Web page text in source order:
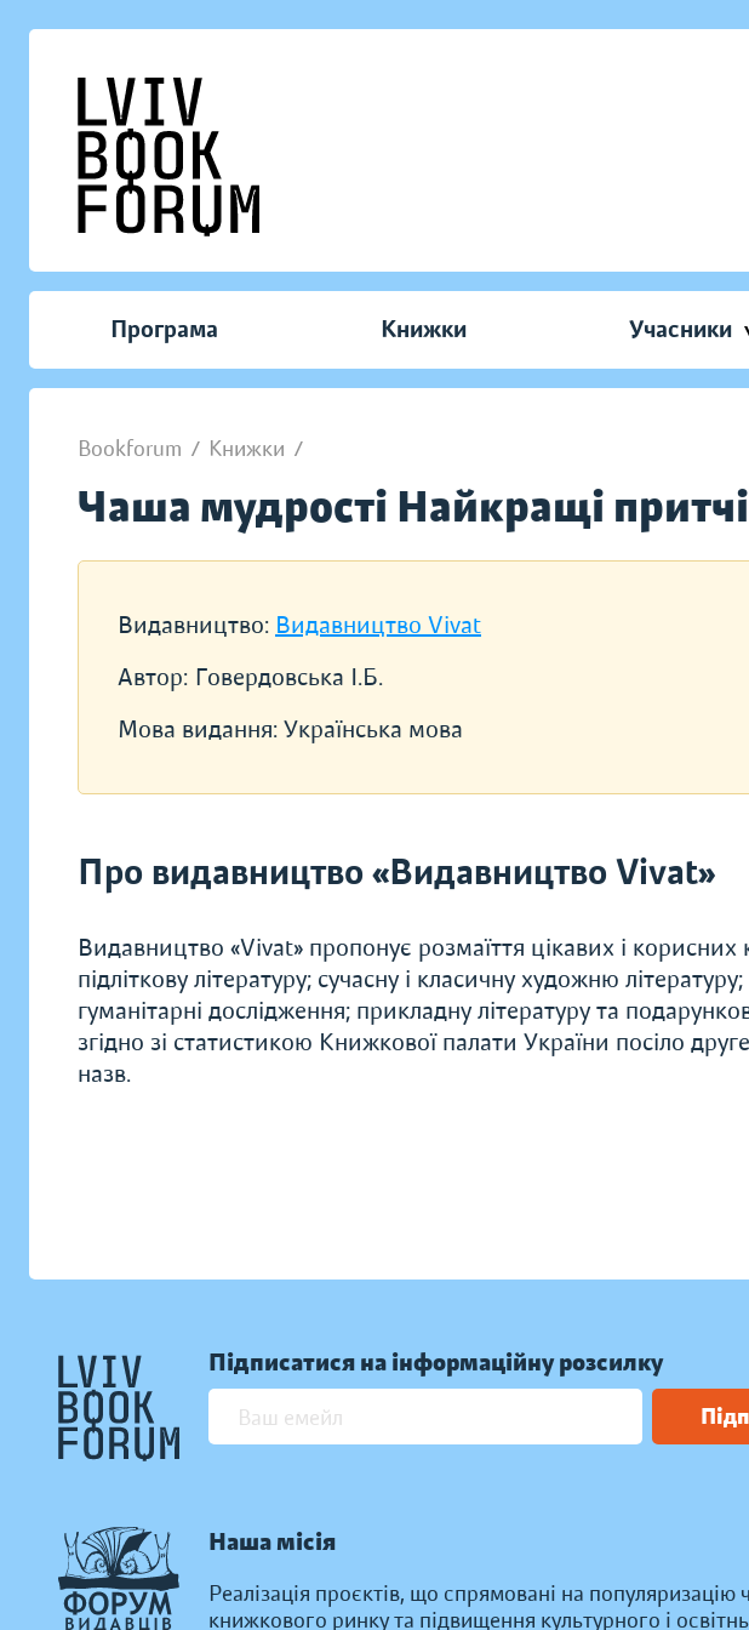
Програма Книжки Учасники
Bookforum / Книжки /
Чаша мудрості Найкращі притчі
Видавництво: Видавництво Vivat
Автор: Говердовська І.Б.
Мова видання: Українська мова
Про видавництво «Видавництво Vivat»
Видавництво «Vivat» пропонує розмаїття цікавих і
підліткову літературу; сучасну і класичну художню
гуманітарні дослідження; прикладну літературу та
згідно зі статистикою Книжкової палати України посіло
назв.
Підписатися на інформаційну розсилку
Наша місія
Реалізація проєктів, що спрямовані на популяризацію
книжкового ринку та підвищення культурного і